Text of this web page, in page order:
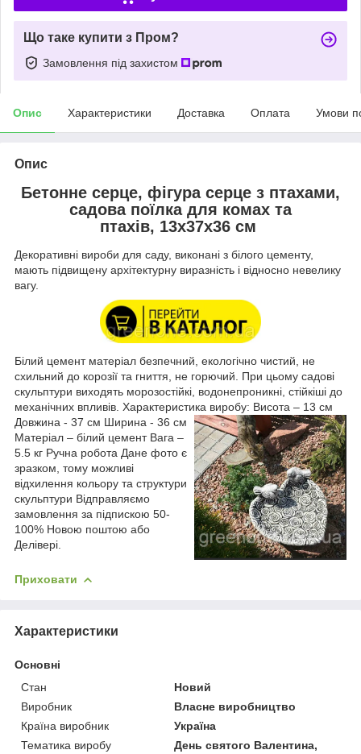
Що таке купити з Пром?
Замовлення під захистом
Опис Характеристики Доставка Оплата Умови
Опис
Бетонне серце, фігура серце з птахами,
садова поїлка для комах та
птахів, 13х37х36 см
Декоративні вироби для саду, виконані з білого цементу,
мають підвищену архітектурну виразність і відносно невелику
вагу.
Білий цемент матеріал безпечний, екологічно чистий, не
схильний до корозії та гниття, не горючий. При цьому садові
скульптури виходять морозостійкі, водонепроникні, стійкіші до
механічних впливів. Характеристика виробу: Висота – 13 см
Довжина - 37 см Ширина - 36 см
Матеріал – білий цемент Вага –
5.5 кг Ручна робота Дане фото є
зразком, тому можливі
відхилення кольору та структури
скульптури Відправляємо
замовлення за підпискою 50-
100% Новою поштою або
Делівері.
Приховати
Характеристики
Основні
Стан
Новий
Виробник
Власне виробництво
Країна виробник
Україна
Тематика виробу
День святого Валентина,